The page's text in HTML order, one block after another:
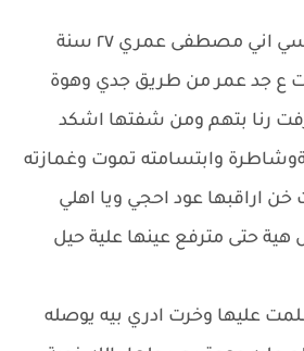
الاستاذ :اعرفكم بنفسي اني مصطفى عمري ٢٧ سنة
ع جد عمر من طريق جدي وهوة
رنا بتهم ومن شفتها اشكد
وابتسامته تموت وغمازته
اراقبها عود احجي ويا اهلي
حتى مترفع عينها علية حيل
عليها وخرت ادري بيه يوصله